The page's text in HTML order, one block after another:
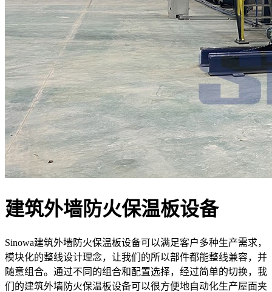
建筑外墙防火保温板设备
Sinowa建筑外墙防火保温板设备可以满足客户多种生产需求，
模块化的整线设计理念，让我们的所以部件都能整线兼容，并
随意组合。通过不同的组合和配置选择，经过简单的切换，我
们的建筑外墙防火保温板设备可以很方便地自动化生产屋面夹